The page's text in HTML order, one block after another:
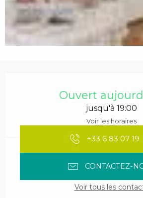
Ouvert
jusqu'à 19:00
Voir les horaires
+33 6 83 07 19
CONTACTEZ-
Voir tous les